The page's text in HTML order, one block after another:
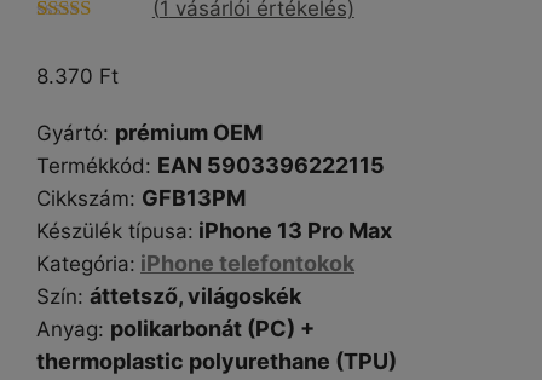
ből,
alapján
(1 vásárlói értékelés)
8.370 Ft
Gyártó: prémium OEM
Termékkód: EAN 5903396222115
Cikkszám: GFB13PM
Készülék típusa: iPhone 13 Pro Max
Kategória: iPhone telefontokok
Szín: áttetsző, világoskék
Anyag: polikarbonát (PC) +
thermoplastic polyurethane (TPU)